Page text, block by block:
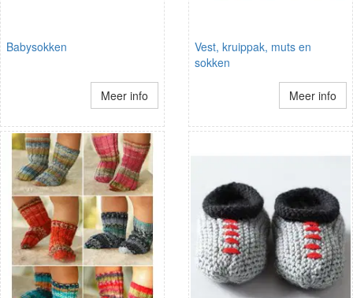
Babysokken
Meer info
Vest, kruippak, muts en
sokken
Meer info